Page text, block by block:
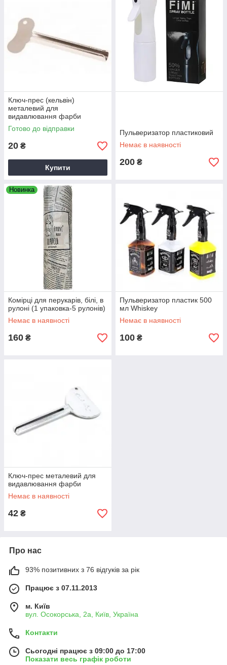
Ключ-прес (кельвін)
металевий для
видавлювання фарби
Готово до відправки
20 ₴
Купити
Пульверизатор пластиковий
Немає в наявності
200 ₴
Новинка
Комірці для перукарів, білі, в
рулоні (1 упаковка-5 рулонів)
Немає в наявності
160 ₴
Пульверизатор пластик 500
мл Whiskey
Немає в наявності
100 ₴
Ключ-прес металевий для
видавлювання фарби
Немає в наявності
42 ₴
Про нас
93% позитивних з 76 відгуків за рік
Працює з 07.11.2013
м. Київ
вул. Осокорська, 2а, Київ, Україна
Контакти
Сьогодні працює з 09:00 до 17:00
Показати весь графік роботи